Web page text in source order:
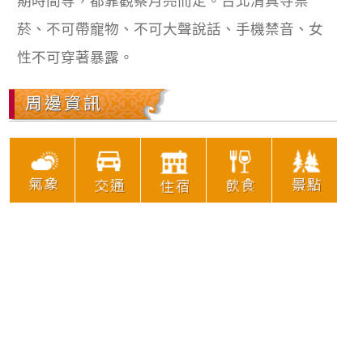
菸、不可帶寵物、不可大聲說話、手機禁音、女
性不可穿著暴露。
周邊資訊